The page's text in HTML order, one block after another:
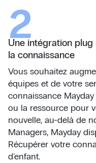
2
Une intégration
la connaissance
Vous souhaitez
équipes et de votre
connaissance
ou la ressource pour
nouvelle, au-delà de
Managers, Mayday
Récupérer votre
d'enfant.